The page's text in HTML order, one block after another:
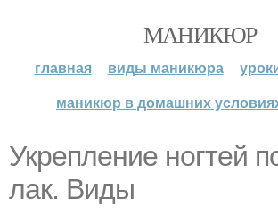
МАНИКЮР
главная виды маникюра
маникюр в домашних
Укрепление ногтей
лак. Виды